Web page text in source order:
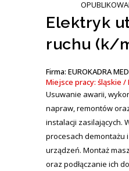
Elektryk
ruchu (k/
Firma: EUROKADRA
Miejsce pracy: śląskie /
Usuwanie awarii,
napraw, remontów
instalacji zasilających.
procesach demontażu
urządzeń. Montaż
oraz podłączanie ich